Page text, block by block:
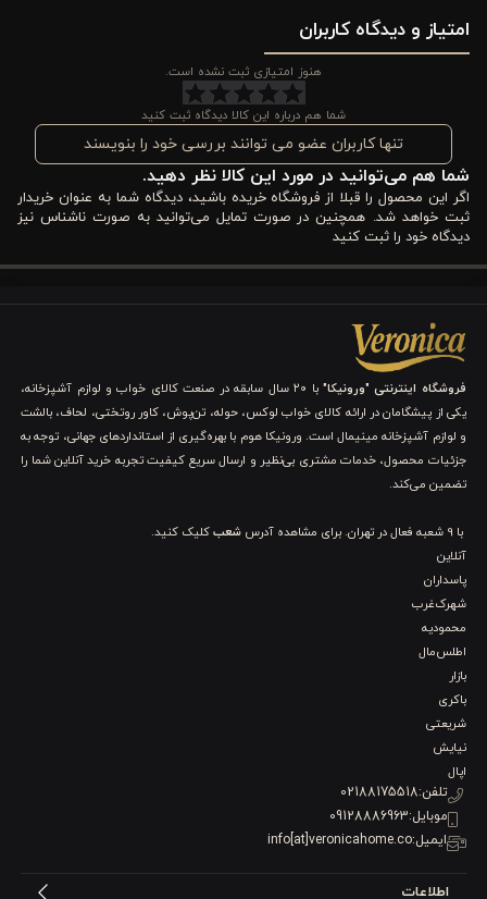
امتیاز و دیدگاه کاربران
هنوز امتیازی ثبت نشده است.
شما هم درباره این کالا دیدگاه ثبت کنید
تنها کاربران عضو می توانند بررسی خود را بنویسند
شما هم می‌توانید در مورد این کالا نظر دهید.
اگر این محصول را قبلا از فروشگاه خریده باشید، دیدگاه شما به عنوان خریدار
ثبت خواهد شد. همچنین در صورت تمایل می‌توانید به صورت ناشناس نیز
دیدگاه خود را ثبت کنید
فروشگاه اینترنتی "ورونیکا"
با ۲۰ سال سابقه در صنعت کالای خواب و لوازم آشپزخانه،
یکی از پیشگامان در ارائه کالای خواب لوکس، حوله، تن‌پوش، کاور روتختی، لحاف، بالشت
و لوازم آشپزخانه مینیمال است. ورونیکا هوم با بهره‌گیری از استانداردهای جهانی، توجه به
جزئیات محصول، خدمات مشتری بی‌نظیر و ارسال سریع کیفیت تجربه خرید آنلاین شما را
تضمین می‌کند.
با 9 شعبه فعال در تهران. برای مشاهده آدرس شعبکلیک کنید.
آنلاین
پاسداران
شهرک‌غرب
محمودیه
اطلس‌مال
بازار
باکری
شریعتی
نیایش
اپال
تلفن:02188175518
موبایل:09128886963
ایمیل:info[at]veronicahome.co
اطلاعات